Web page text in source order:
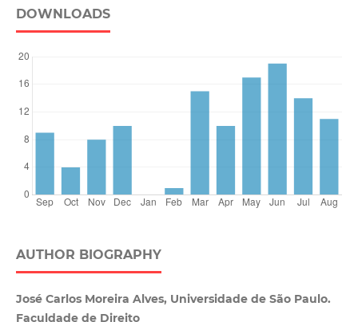
DOWNLOADS
AUTHOR BIOGRAPHY
José Carlos Moreira Alves, Universidade de São Paulo.
Faculdade de Direito